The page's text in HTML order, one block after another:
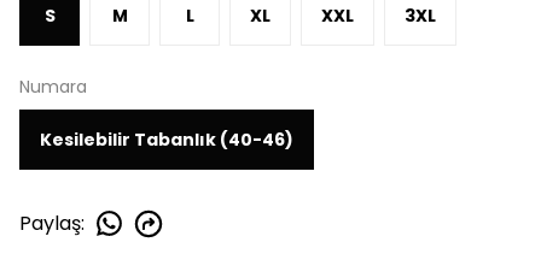
S M L XL XXL 3XL
Numara
Kesilebilir Tabanlık (40-46)
Paylaş: